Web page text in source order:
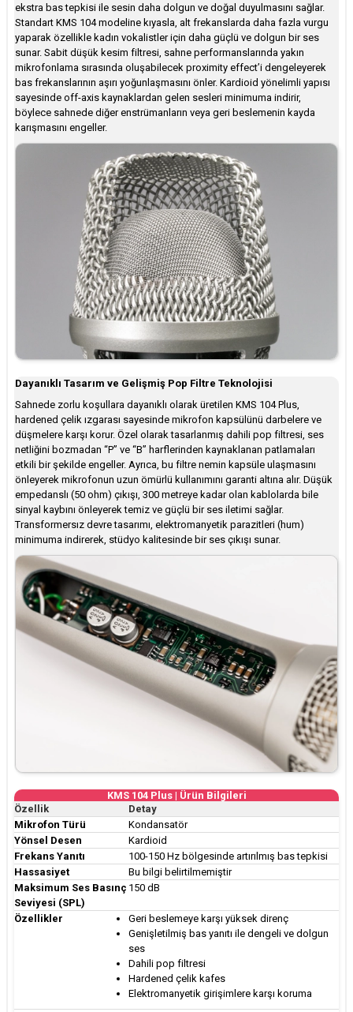
ekstra bas tepkisi ile sesin daha dolgun ve doğal duyulmasını sağlar.
Standart KMS 104 modeline kıyasla, alt frekanslarda daha fazla vurgu
yaparak özellikle kadın vokalistler için daha güçlü ve dolgun bir ses
sunar. Sabit düşük kesim filtresi, sahne performanslarında yakın
mikrofonlama sırasında oluşabilecek proximity effect’i dengeleyerek
bas frekanslarının aşırı yoğunlaşmasını önler. Kardioid yönelimli yapısı
sayesinde off-axis kaynaklardan gelen sesleri minimuma indirir,
böylece sahnede diğer enstrümanların veya geri beslemenin kayda
karışmasını engeller.
Dayanıklı Tasarım ve Gelişmiş Pop Filtre Teknolojisi
Sahnede zorlu koşullara dayanıklı olarak üretilen KMS 104 Plus,
hardened çelik ızgarası sayesinde mikrofon kapsülünü darbelere ve
düşmelere karşı korur. Özel olarak tasarlanmış dahili pop filtresi, ses
netliğini bozmadan “P” ve “B” harflerinden kaynaklanan patlamaları
etkili bir şekilde engeller. Ayrıca, bu filtre nemin kapsüle ulaşmasını
önleyerek mikrofonun uzun ömürlü kullanımını garanti altına alır. Düşük
empedanslı (50 ohm) çıkışı, 300 metreye kadar olan kablolarda bile
sinyal kaybını önleyerek temiz ve güçlü bir ses iletimi sağlar.
Transformersız devre tasarımı, elektromanyetik parazitleri (hum)
minimuma indirerek, stüdyo kalitesinde bir ses çıkışı sunar.
KMS 104 Plus | Ürün Bilgileri
Özellik
Detay
Mikrofon Türü
Kondansatör
Yönsel Desen
Kardioid
Frekans Yanıtı
100-150 Hz bölgesinde artırılmış bas tepkisi
Hassasiyet
Bu bilgi belirtilmemiştir
Maksimum Ses Basınç
Seviyesi (SPL)
150 dB
Özellikler
Geri beslemeye karşı yüksek direnç
Genişletilmiş bas yanıtı ile dengeli ve dolgun
ses
Dahili pop filtresi
Hardened çelik kafes
Elektromanyetik girişimlere karşı koruma